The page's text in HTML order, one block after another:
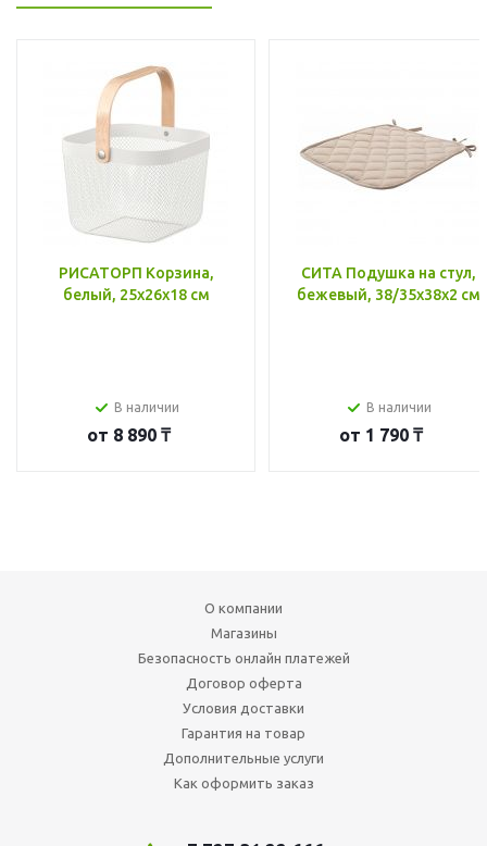
РИСАТОРП Корзина,
белый, 25x26x18 см
В наличии
от 8 890 ₸
СИТА Подушка на стул,
бежевый, 38/35x38x2 см
В наличии
от 1 790 ₸
О компании
Магазины
Безопасность онлайн платежей
Договор оферта
Условия доставки
Гарантия на товар
Дополнительные услуги
Как оформить заказ